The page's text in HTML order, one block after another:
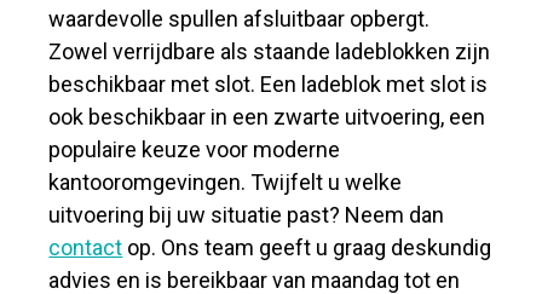
waardevolle spullen afsluitbaar opbergt.
Zowel verrijdbare als staande ladeblokken zijn
beschikbaar met slot. Een ladeblok met slot is
ook beschikbaar in een zwarte uitvoering, een
populaire keuze voor moderne
kantooromgevingen. Twijfelt u welke
uitvoering bij uw situatie past? Neem dan
contact op. Ons team geeft u graag deskundig
advies en is bereikbaar van maandag tot en